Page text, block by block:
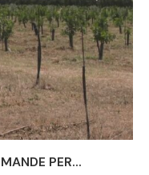
PER...